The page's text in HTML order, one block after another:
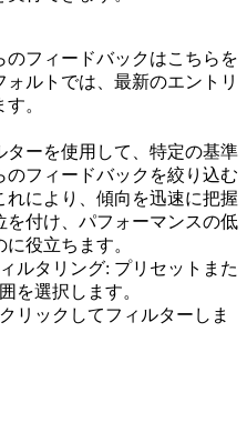
のフィードバックはこちらを
ォルトでは、最新のエントリ
。
ターを使用して、特定の基準
のフィードバックを絞り込む
れにより、傾向を迅速に把握
を付け、パフォーマンスの低
役立ちます。
ルタリング: プリセットまた
を選択します。
リックしてフィルターしま